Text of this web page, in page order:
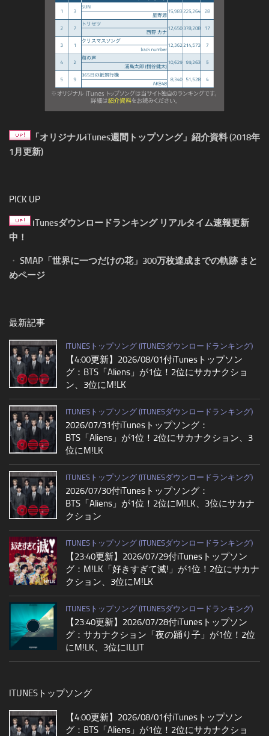
「オリジナルiTunes週間トップソング」紹介資料 (2018年
1月更新)
PICK UP
iTunesダウンロードランキング リアルタイム速報更新
中！
・ SMAP「世界に一つだけの花」300万枚達成までの軌跡 まと
めページ
最新記事
ITUNESトップソング (ITUNESダウンロードランキング)
【4:00更新】2026/08/01付iTunesトップソン
グ：BTS「Aliens」が1位！2位にサカナクショ
ン、3位にM!LK
ITUNESトップソング (ITUNESダウンロードランキング)
2026/07/31付iTunesトップソング：
BTS「Aliens」が1位！2位にサカナクション、3
位にM!LK
ITUNESトップソング (ITUNESダウンロードランキング)
2026/07/30付iTunesトップソング：
BTS「Aliens」が1位！2位にM!LK、3位にサカナ
クション
ITUNESトップソング (ITUNESダウンロードランキング)
【23:40更新】2026/07/29付iTunesトップソン
グ：M!LK「好きすぎて滅!」が1位！2位にサカナ
クション、3位にM!LK
ITUNESトップソング (ITUNESダウンロードランキング)
【23:40更新】2026/07/28付iTunesトップソン
グ：サカナクション「夜の踊り子」が1位！2位
にM!LK、3位にILLIT
ITUNESトップソング
【4:00更新】2026/08/01付iTunesトップソン
グ：BTS「Aliens」が1位！2位にサカナクショ